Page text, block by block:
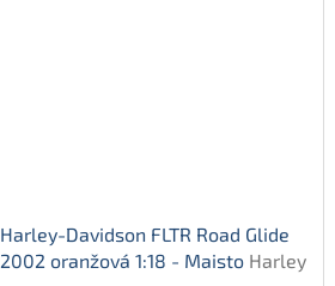
Harley-Davidson FLTR Road Glide
2002 oranžová 1:18 - Maisto Harley